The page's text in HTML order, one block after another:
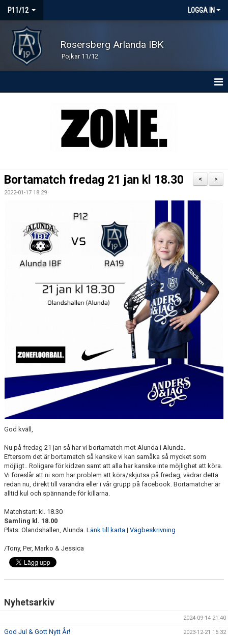
P11/12 LOGGA IN
Rosersberg Arlanda IBK
Pojkar 11/12
MATCHER
BILDGALLERI
DOKUMENT
>
<
Bortamatch fredag 21 jan kl 18.30
2022-01-17 18:29
God kväll,
Nu på fredag 21 jan så har vi bortamatch mot Alunda i Alunda.
Eftersom det är bortamatch så kanske vi kan samåka så mycket som
möjligt.. Roligare för kidzen samt att alla har kanske inte möjlighet att köra.
Vi föreslår att ni som har problem att köra/skjutsa på fredag, vädrar detta
redan nu, direkt till varandra eller i vår grupp på facebook. Bortamatcher är
alltid kul och spännande för killarna.
Matchstart: kl. 18.30
Samling kl. 18.00
Plats: Olandshallen, Alunda. Länk till karta | Vägbeskrivning
/Tony, Per, Marko & Jessica
Nyhetsarkiv
2024-09-14 21:40
God Jul & Gott Nytt År! 2023-12-21 15:32